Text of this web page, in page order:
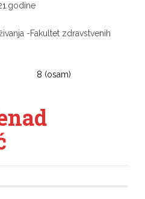
-Fakultet zdravstvenih
v 8 (osam)